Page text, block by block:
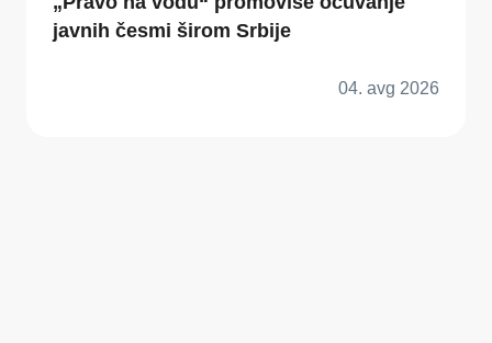
javnih česmi širom Srbije
04. avg 2026